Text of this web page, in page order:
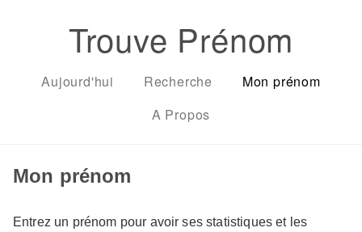
Trouve Prénom
Aujourd'hui Recherche
Mon prénom
A Propos
Mon prénom
Entrez un prénom pour avoir ses statistiques et les